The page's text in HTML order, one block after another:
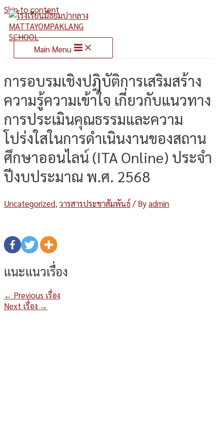
Skip to content
Main Menu
การอบรมเชิงปฏิบัติการเสริมสร้าง
ความรู้ความเข้าใจ เกี่ยวกับแนวทาง
การประเมินคุณธรรมและความ
โปร่งใสในการดำเนินงานของสถาน
ศึกษาออนไลน์ (ITA Online) ประจำ
ปีงบประมาณ พ.ศ. 2568
Uncategorized, วารสารประชาสัมพันธ์/ Byadmin
แนะแนวเรื่อง
← Previous เรื่อง
Next เรื่อง →